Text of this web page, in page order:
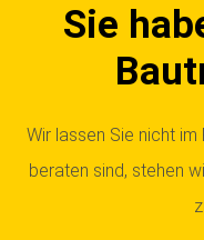
Sie
Wir lassen Sie nicht
beraten sind, stehen